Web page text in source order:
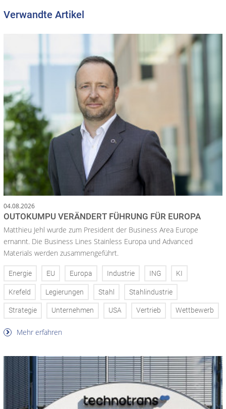
Verwandte Artikel
04.08.2026
OUTOKUMPU VERÄNDERT FÜHRUNG FÜR EUROPA
Matthieu Jehl wurde zum President der Business Area Europe
ernannt. Die Business Lines Stainless Europa und Advanced
Materials werden zusammengeführt.
Energie EU Europa Industrie ING KI
Krefeld Legierungen Stahl Stahlindustrie
Strategie Unternehmen USA Vertrieb Wettbewerb
Mehr erfahren